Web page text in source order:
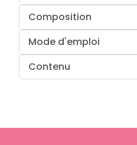
Composition
Mode d'emploi
Contenu